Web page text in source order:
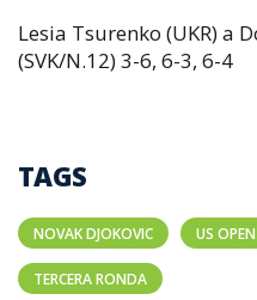
Lesia Tsurenko (UKR) a
(SVK/N.12) 3-6, 6-3, 6-4
TAGS
NOVAK DJOKOVIC US OPEN
TERCERA RONDA